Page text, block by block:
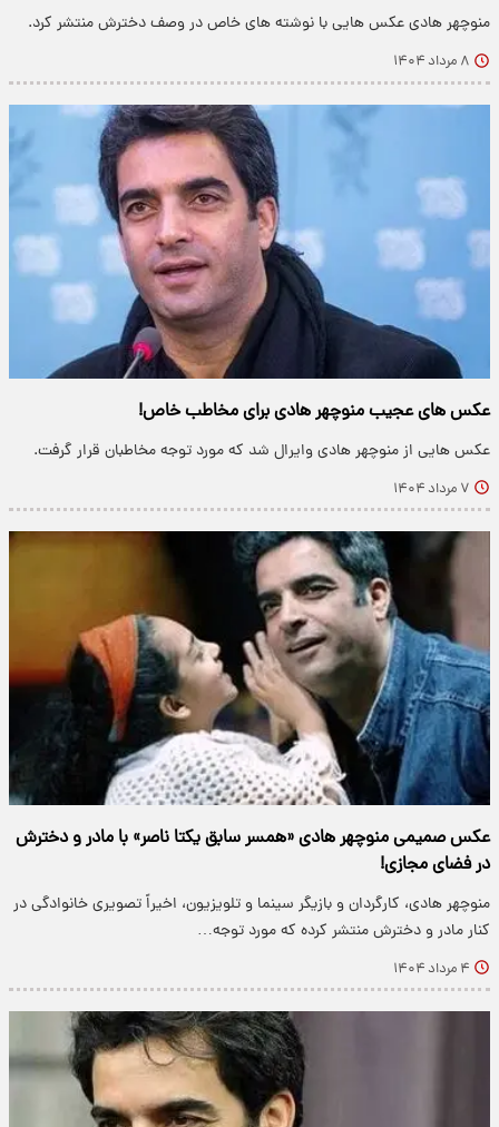
منوچهر هادی عکس هایی با نوشته های خاص در وصف دخترش منتشر کرد.
۸ مرداد ۱۴۰۴
عکس های عجیب منوچهر هادی برای مخاطب خاص!
عکس هایی از منوچهر هادی وایرال شد که مورد توجه مخاطبان قرار گرفت.
۷ مرداد ۱۴۰۴
عکس صمیمی منوچهر هادی «همسر سابق یکتا ناصر» با مادر و دخترش
در فضای مجازی!
منوچهر هادی، کارگردان و بازیگر سینما و تلویزیون، اخیراً تصویری خانوادگی در
کنار مادر و دخترش منتشر کرده که مورد توجه…
۴ مرداد ۱۴۰۴